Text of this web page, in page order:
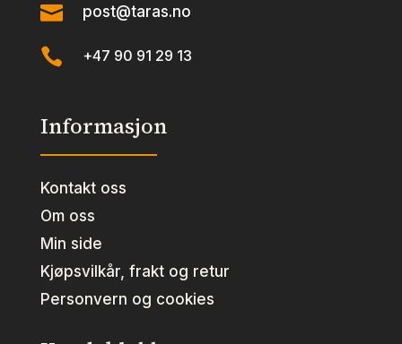
 post@taras.no
 +47 90 91 29 13
Informasjon
Kontakt oss
Om oss
Min side
Kjøpsvilkår, frakt og retur
Personvern og cookies